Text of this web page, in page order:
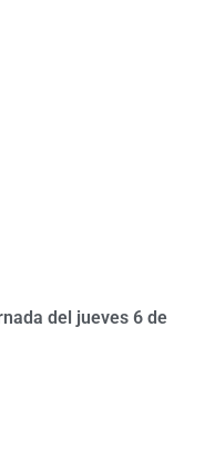
del jueves 6 de